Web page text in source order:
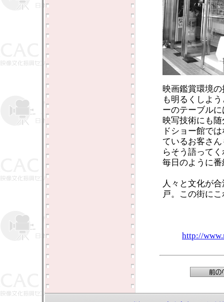
映画鑑賞環境
も明るくしよ
ーのテーブル
映写技術にも
ドショー館で
ているお客さ
らそう語って
毎日のように
人々と文化が
戸。この街に
http://